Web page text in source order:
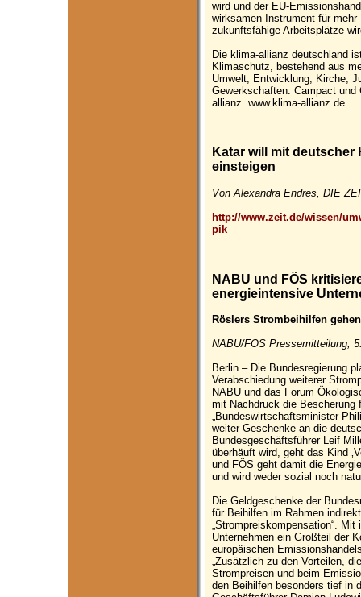
wird und der EU-
wirksamen Instrument für
zukunftsfähige Arbeitsplätze
Die klima-allianz deutschland
Klimaschutz, bestehend aus
Umwelt, Entwicklung, Kirche,
Gewerkschaften. Campact
allianz. www.klima-allianz.de
Katar will mit
einsteigen
Von Alexandra Endres, DIE
http://www.zeit.de/wissen/
pik
NABU und FÖS
energieintensive
Röslers Strombeihilfen
NABU/FÖS Pressemitteilung,
Berlin – Die Bundesregierung
Verabschiedung weiterer
NABU und das Forum
mit Nachdruck die Bescherung
„Bundeswirtschaftsminister
weiter Geschenke an die
Bundesgeschäftsführer Leif
überhäuft wird, geht das Kind
und FÖS geht damit die
und wird weder sozial noch
Die Geldgeschenke der
für Beihilfen im Rahmen
„Strompreiskompensation“.
Unternehmen ein Großteil der
europäischen
„Zusätzlich zu den Vorteilen,
Strompreisen und beim
den Beihilfen besonders tief in